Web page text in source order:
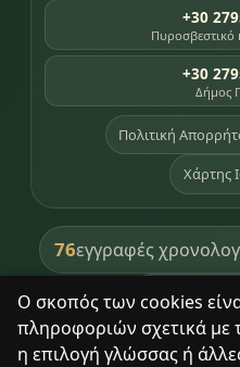
Ο σκοπός των cookies
πληροφοριών σχετικά με
η επιλογή γλώσσας ή
+30
Πυροσβεστικό
+30
Δήμος
Πολιτική
Χάρτης
76εγγραφές
391βιβλία
8σημεία